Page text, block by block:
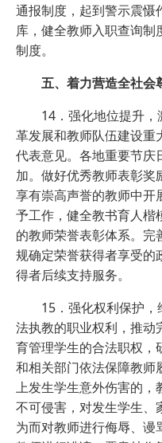
通报制度，起到警示震慑
库，健全教师入职查询
制度。
五、着力营造全社会
14．强化地位提升，
革发展和教师队伍建设重
代表意见。各地重要节庆
加。做好优秀教师表彰奖
享有崇高声誉的教师中开
予工作，健全教书育人楷
的教师荣誉表彰体系。完
规确定荣誉获得者享受的
得者后续支持服务。
15．强化权利保护，
法执教的职业权利，推动
育管理学生的合法职权，
和相关部门依法保障教师
上发生学生意外伤害的，
不可侵害，对发生学生、
为而对教师进行侮辱、